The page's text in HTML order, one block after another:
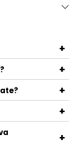
+
metodo
la
+
con il numero
spedizione.
+
tra cui
e contrassegno.
+
dalla
stesse
+